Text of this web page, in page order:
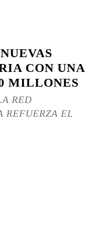
CON UNA
MILLONES
RED
REFUERZA EL